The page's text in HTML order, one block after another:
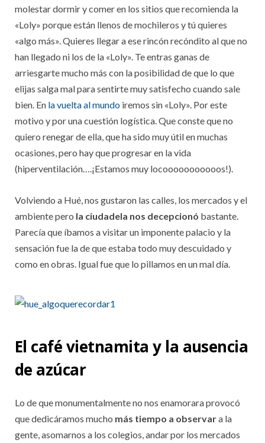
molestar dormir y comer en los sitios que recomienda la
«Loly» porque están llenos de mochileros y tú quieres
«algo más». Quieres llegar a ese rincón recóndito al que no
han llegado ni los de la «Loly». Te entras ganas de
arriesgarte mucho más con la posibilidad de que lo que
elijas salga mal para sentirte muy satisfecho cuando sale
bien. En la vuelta al mundo iremos sin «Loly». Por este
motivo y por una cuestión logística. Que conste que no
quiero renegar de ella, que ha sido muy útil en muchas
ocasiones, pero hay que progresar en la vida
(hiperventilación….¡Estamos muy locooooooooooos!).
Volviendo a Hué, nos gustaron las calles, los mercados y el
ambiente pero la ciudadela nos decepcionó bastante.
Parecía que íbamos a visitar un imponente palacio y la
sensación fue la de que estaba todo muy descuidado y
como en obras. Igual fue que lo pillamos en un mal día.
El café vietnamita y la ausencia
de azúcar
Lo de que monumentalmente no nos enamorara provocó
que dedicáramos mucho más tiempo a observara la
gente, asomarnos a los colegios, andar por los mercados